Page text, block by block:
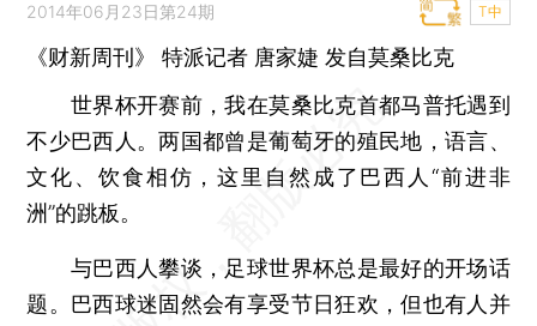
2014年06月23日第24期 T中
《财新周刊》 特派记者 唐家婕 发自莫桑比克
世界杯开赛前，我在莫桑比克首都马普托遇到
不少巴西人。两国都曾是葡萄牙的殖民地，语言、
文化、饮食相仿，这里自然成了巴西人“前进非
洲”的跳板。
与巴西人攀谈，足球世界杯总是最好的开场话
题。巴西球迷固然会有享受节日狂欢，但也有人并